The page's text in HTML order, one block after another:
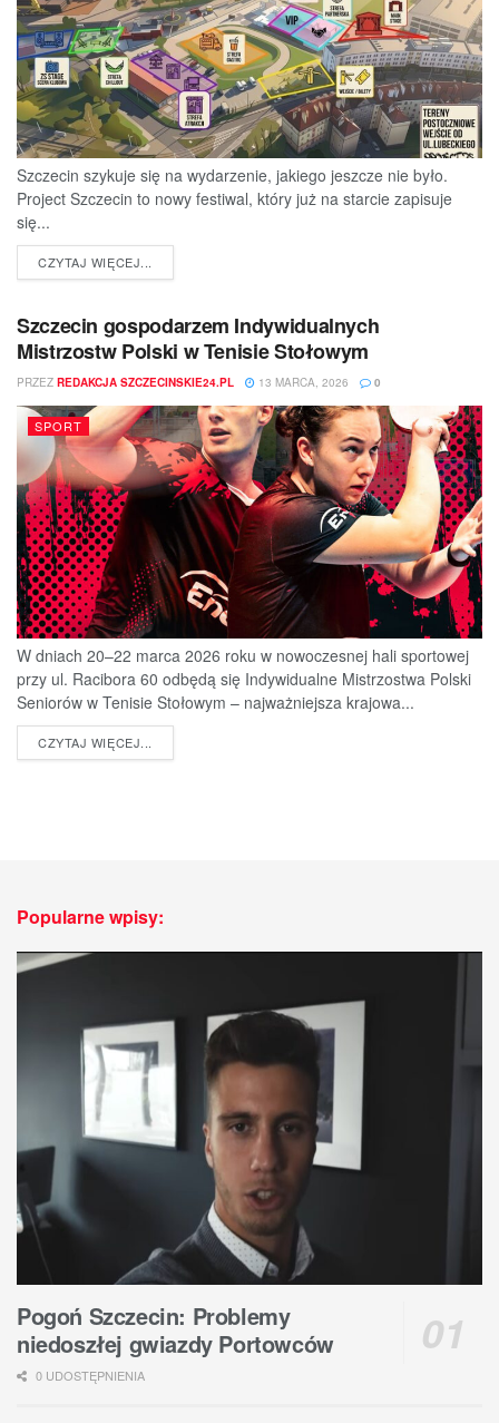
Szczecin szykuje się na wydarzenie, jakiego jeszcze nie było.
Project Szczecin to nowy festiwal, który już na starcie zapisuje
się...
CZYTAJ WIĘCEJ...
Szczecin gospodarzem Indywidualnych
Mistrzostw Polski w Tenisie Stołowym
PRZEZ REDAKCJA SZCZECINSKIE24.PL 13 MARCA, 2026 0
SPORT
W dniach 20–22 marca 2026 roku w nowoczesnej hali sportowej
przy ul. Racibora 60 odbędą się Indywidualne Mistrzostwa Polski
Seniorów w Tenisie Stołowym – najważniejsza krajowa...
CZYTAJ WIĘCEJ...
Popularne wpisy:
Pogoń Szczecin: Problemy
niedoszłej gwiazdy Portowców
0 UDOSTĘPNIENIA